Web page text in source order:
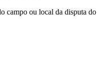
campo ou local da disputa do